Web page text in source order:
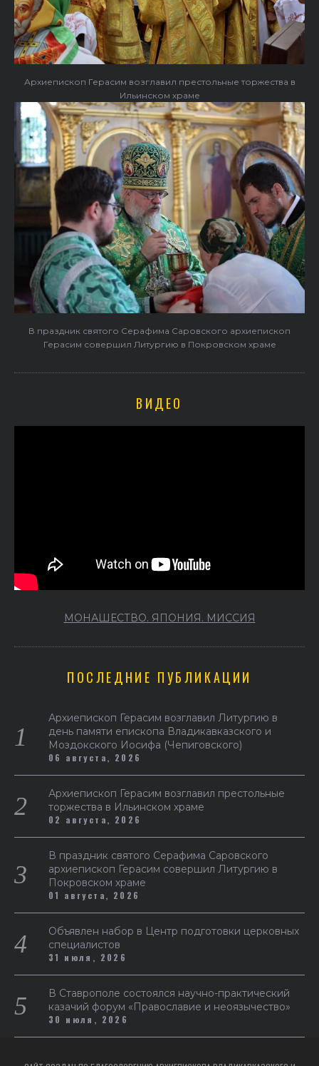
Архиепископ Герасим возглавил престольные торжества в
Ильинском храме
В праздник святого Серафима Саровского архиепископ
Герасим совершил Литургию в Покровском храме
ВИДЕО
МОНАШЕСТВО. ЯПОНИЯ. МИССИЯ
ПОСЛЕДНИЕ ПУБЛИКАЦИИ
Архиепископ Герасим возглавил Литургию в
день памяти епископа Владикавказского и
Моздокского Иосифа (Чепиговского)
06 августа, 2026
Архиепископ Герасим возглавил престольные
торжества в Ильинском храме
02 августа, 2026
В праздник святого Серафима Саровского
архиепископ Герасим совершил Литургию в
Покровском храме
01 августа, 2026
Объявлен набор в Центр подготовки церковных
специалистов
31 июля, 2026
В Ставрополе состоялся научно-практический
казачий форум «Православие и неоязычество»
30 июля, 2026